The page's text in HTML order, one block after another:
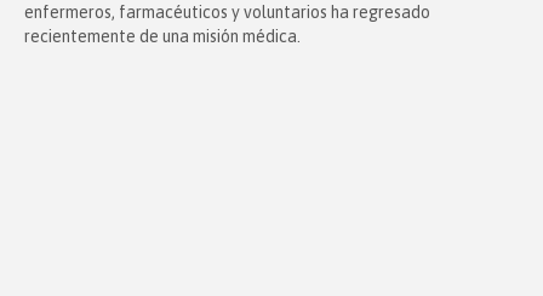
enfermeros, farmacéuticos y voluntarios ha regresado
recientemente de una misión médica.